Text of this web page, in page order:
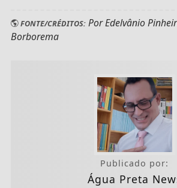
FONTE/CRÉDITOS:Por Edelvânio
Borborema
Publicado por:
Água Preta